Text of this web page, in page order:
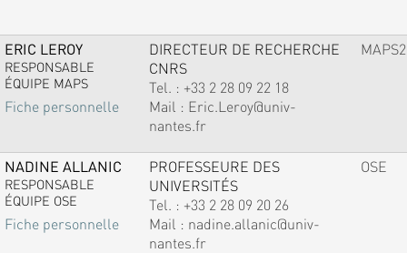
ERIC LEROY
RESPONSABLE
ÉQUIPE MAPS
Fiche personnelle
DIRECTEUR DE RECHERCHE
CNRS
Tel. : +33 2 28 09 22 18
Mail : Eric.Leroy@univ-
nantes.fr
MAPS2
NADINE ALLANIC
RESPONSABLE
ÉQUIPE OSE
Fiche personnelle
PROFESSEURE DES
UNIVERSITÉS
Tel. : +33 2 28 09 20 26
Mail : nadine.allanic@univ-
nantes.fr
OSE